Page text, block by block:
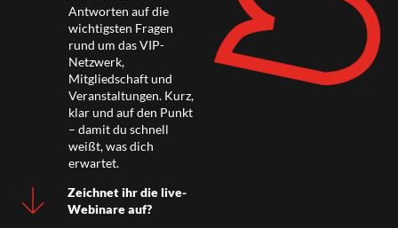
Antworten auf die
wichtigsten Fragen
rund um das VIP-
Netzwerk,
Mitgliedschaft und
Veranstaltungen. Kurz,
klar und auf den Punkt
– damit du schnell
weißt, was dich
erwartet.
Zeichnet ihr die live-
Webinare auf?